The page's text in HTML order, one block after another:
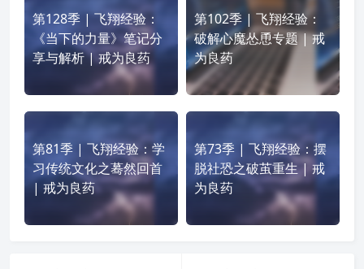
第128季 | 飞翔经验：
《当下的力量》笔记分
享与解析 | 戒为良药
第102季 | 飞翔经验：
破解心魔怂恿专题 | 戒
为良药
第81季 | 飞翔经验：学
习传统文化之蓦然回首
| 戒为良药
第73季 | 飞翔经验：摆
脱社恐之破茧重生 | 戒
为良药